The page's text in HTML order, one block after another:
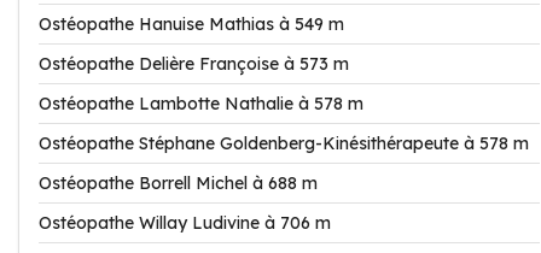
Ostéopathe Hanuise Mathias à 549 m
Ostéopathe Delière Françoise à 573 m
Ostéopathe Lambotte Nathalie à 578 m
Ostéopathe Stéphane Goldenberg-Kinésithérapeute à 578 m
Ostéopathe Borrell Michel à 688 m
Ostéopathe Willay Ludivine à 706 m